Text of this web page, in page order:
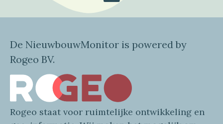
De NieuwbouwMonitor is powered by
Rogeo BV.
Rogeo staat voor ruimtelijke ontwikkeling en